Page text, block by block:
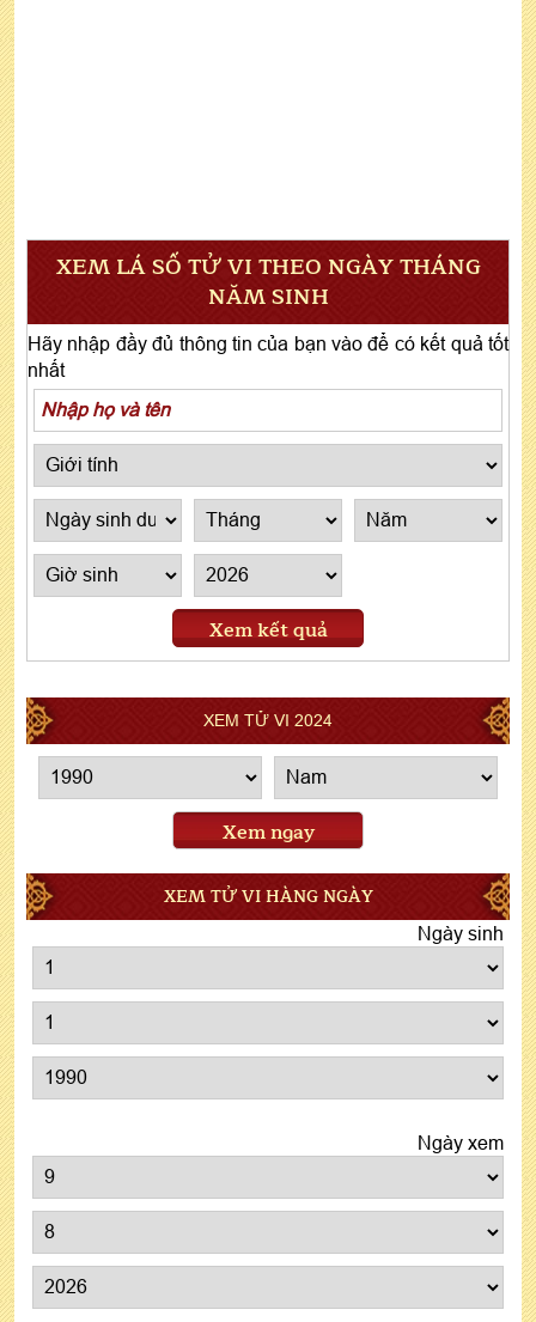
XEM LÁ SỐ TỬ VI THEO NGÀY THÁNG
NĂM SINH
Hãy nhập đầy đủ thông tin của bạn vào để có kết quả tốt
nhất
Xem kết quả
XEM TỬ VI 2024
Xem ngay
XEM TỬ VI HÀNG NGÀY
Ngày sinh
Ngày xem